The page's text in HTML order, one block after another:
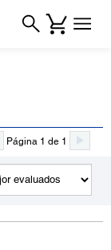
Página 1 de 1